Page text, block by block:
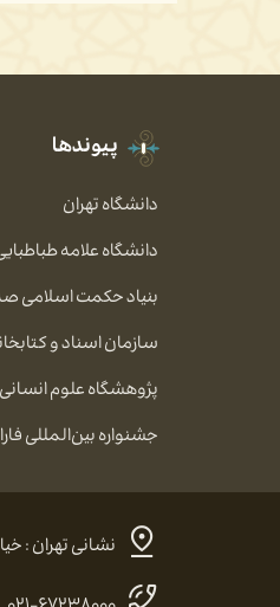
پیوندها
دانشگاه تهران
دانشگاه علامه
بنیاد حکمت اسلامی
سازمان اسناد و
پژوهشگاه علوم
جشنواره بین‌المللی
نشانی تهران : خیابان